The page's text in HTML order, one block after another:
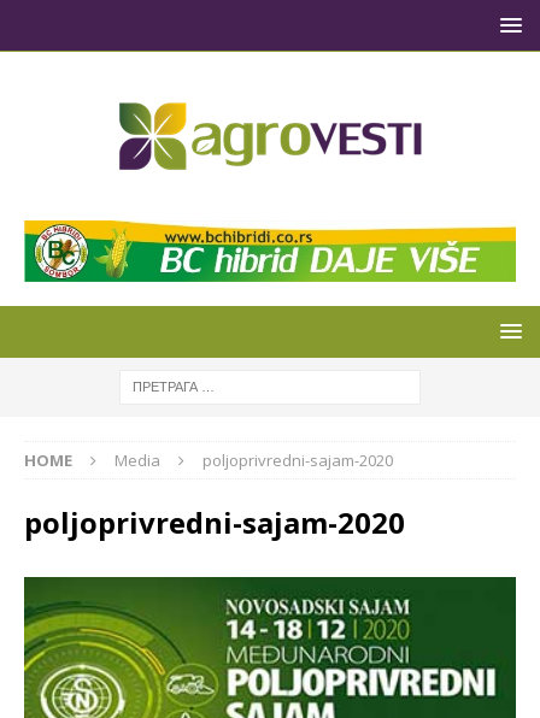
HOME Media poljoprivredni-sajam-2020
poljoprivredni-sajam-2020